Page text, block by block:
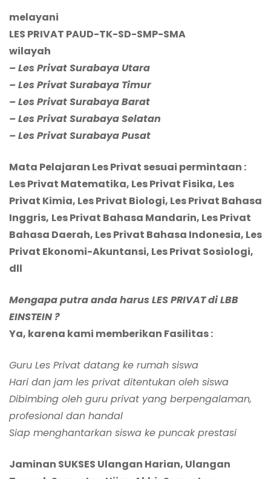
melayani
LES PRIVAT PAUD-TK-SD-SMP-SMA
wilayah
– Les Privat Surabaya Utara
– Les Privat Surabaya Timur
– Les Privat Surabaya Barat
– Les Privat Surabaya Selatan
– Les Privat Surabaya Pusat
Mata Pelajaran Les Privat sesuai permintaan :
Les Privat Matematika, Les Privat Fisika, Les
Privat Kimia, Les Privat Biologi, Les Privat Bahasa
Inggris, Les Privat Bahasa Mandarin, Les Privat
Bahasa Daerah, Les Privat Bahasa Indonesia, Les
Privat Ekonomi-Akuntansi, Les Privat Sosiologi,
dll
Mengapa putra anda harus LES PRIVAT di LBB
EINSTEIN ?
Ya, karena kami memberikan Fasilitas :
Guru Les Privat datang ke rumah siswa
Hari dan jam les privat ditentukan oleh siswa
Dibimbing oleh guru privat yang berpengalaman,
profesional dan handal
Siap menghantarkan siswa ke puncak prestasi
Jaminan SUKSES Ulangan Harian, Ulangan